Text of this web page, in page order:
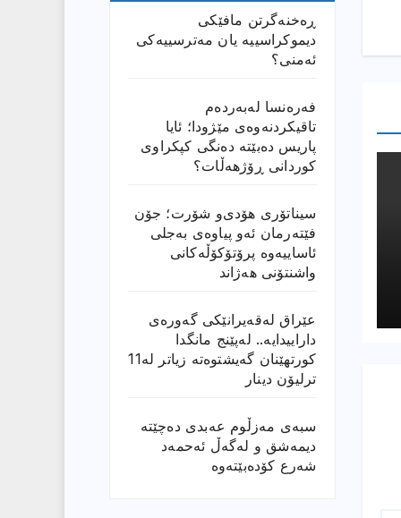
ڕەخنەگرتن مافێکی
دیموکراسییە یان مەترسییەکی
ئەمنی؟
فەرەنسا لەبەردەم
تاقیکردنەوەی مێژودا؛ ئایا
پاریس دەبێتە دەنگی کپکراوی
کوردانی ڕۆژھەڵات؟
سیناتۆری هۆدی‌و شۆرت؛ جۆن
فێتەرمان ئەو پیاوەی بەجلی
ئاساییەوە پرۆتۆکۆڵەکانی
واشنتۆنی هەژاند
عێراق له‌قه‌یرانێكى گه‌وره‌ى
داراییدایه‌.. له‌پێنج مانگدا
كورتهێنان گه‌یشتوه‌ته‌ زیاتر له‌11
ترلیۆن دینار
سبەی مەزڵوم عەبدی دەچێتە
دیمەشق و لەگەڵ ئەحمەد
شەرع کۆدەبێتەوە